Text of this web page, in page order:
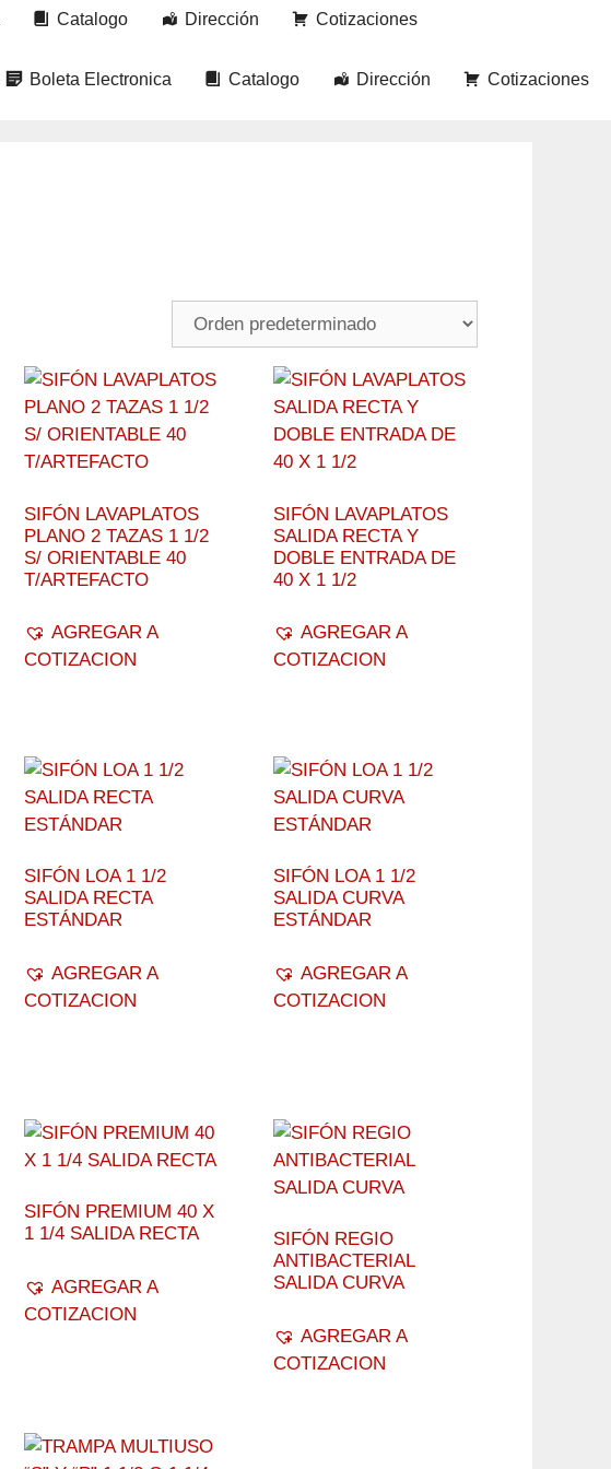
Catalogo Dirección Cotizaciones
Boleta Electronica Catalogo Dirección Cotizaciones
SIFÓN LAVAPLATOS
PLANO 2 TAZAS 1 1/2
S/ ORIENTABLE 40
T/ARTEFACTO
AGREGAR A
COTIZACION
SIFÓN LAVAPLATOS
SALIDA RECTA Y
DOBLE ENTRADA DE
40 X 1 1/2
AGREGAR A
COTIZACION
SIFÓN LOA 1 1/2
SALIDA RECTA
ESTÁNDAR
AGREGAR A
COTIZACION
SIFÓN LOA 1 1/2
SALIDA CURVA
ESTÁNDAR
AGREGAR A
COTIZACION
SIFÓN PREMIUM 40 X
1 1/4 SALIDA RECTA
AGREGAR A
COTIZACION
SIFÓN REGIO
ANTIBACTERIAL
SALIDA CURVA
AGREGAR A
COTIZACION